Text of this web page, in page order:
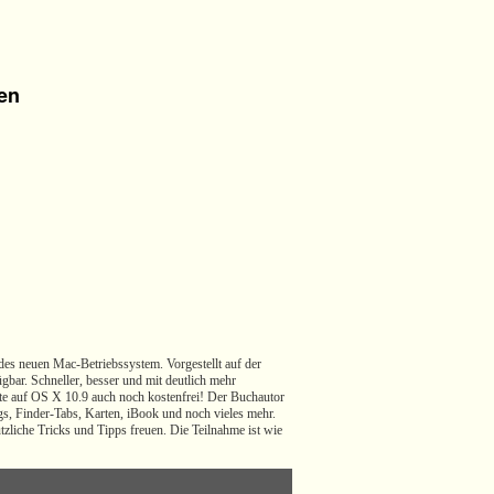
neuen Mac-Betriebssystem. Vorgestellt auf der
Schneller, besser und mit deutlich mehr
auf OS X 10.9 auch noch kostenfrei! Der Buchautor
Finder-Tabs, Karten, iBook und noch vieles mehr.
Tricks und Tipps freuen. Die Teilnahme ist wie